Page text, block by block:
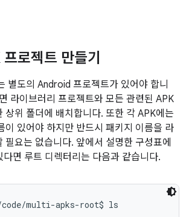
로젝트 만들기
별도의 Android 프로젝트가 있어야 합니
라이브러리 프로젝트와 모든 관련된 APK
상위 폴더에 배치합니다. 또한 각 APK에는
이 있어야 하지만 반드시 패키지 이름을 라
필요는 없습니다. 앞에서 설명한 구성표에
다면 루트 디렉터리는 다음과 같습니다.
multi-apks-root$ ls